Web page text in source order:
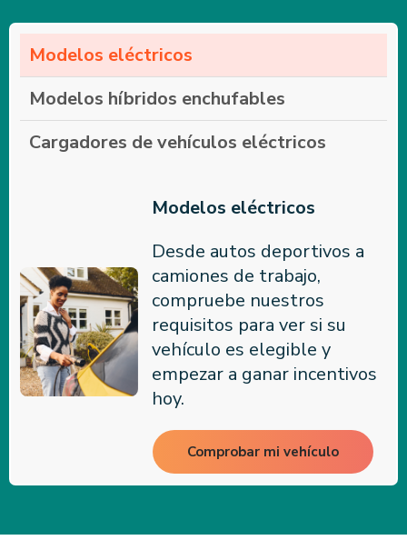
Modelos eléctricos
Modelos híbridos enchufables
Cargadores de vehículos eléctricos
Modelos eléctricos
Desde autos deportivos a
camiones de trabajo,
compruebe nuestros
requisitos para ver si su
vehículo es elegible y
empezar a ganar incentivos
hoy.
Comprobar mi vehículo